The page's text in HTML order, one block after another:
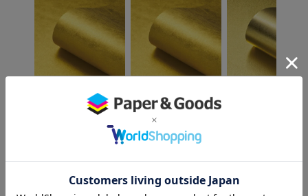
アルミック紙(蒸着
紙) 新金彩紙 A3 10
販売価格 ¥7,315税込
さらにお得な [会員価
アルミック紙(蒸着
紙) 新金彩紙 A2 5枚
TRSH-001
カットタイプ
販売価格 ¥7,315税込
さらにお得な [会員価
格] あり
販売価格 ¥9,405
さらにお得な [会員価
格] あり